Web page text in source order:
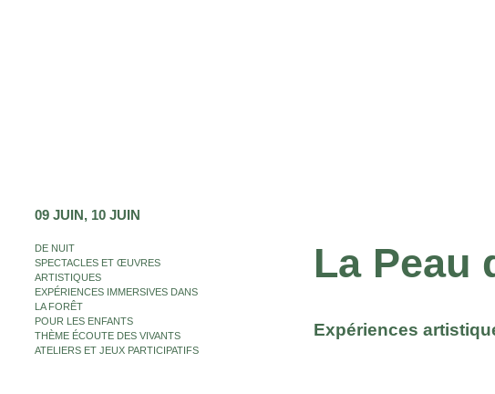
09 JUIN 10 JUIN
DE NUIT
SPECTACLES ET ŒUVRES
ARTISTIQUES
EXPÉRIENCES IMMERSIVES DANS
LA FORÊT
POUR LES ENFANTS
THÈME ÉCOUTE DES VIVANTS
ATELIERS ET JEUX PARTICIPATIFS
La Peau
Expériences